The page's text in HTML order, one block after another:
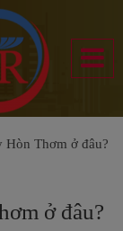
Thơm ở đâu?
ở đâu?